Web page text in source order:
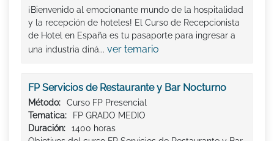
¡Bienvenido al emocionante mundo de la hospitalidad
y la recepción de hoteles! El Curso de Recepcionista
de Hotel en España es tu pasaporte para ingresar a
una industria diná... ver temario
FP Servicios de Restaurante y Bar Nocturno
Método:
Curso FP Presencial
Tematica:
FP GRADO MEDIO
Duración:
1400 horas